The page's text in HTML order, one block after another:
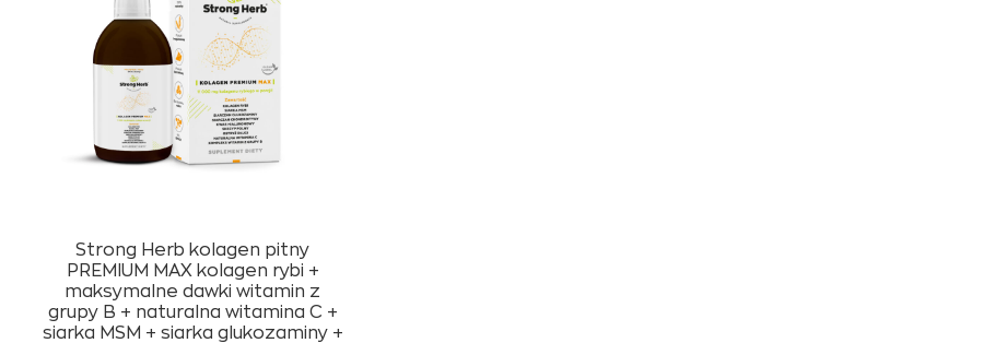
Strong Herb kolagen pitny
PREMIUM MAX kolagen rybi +
maksymalne dawki witamin z
grupy B + naturalna witamina C +
siarka MSM + siarka glukozaminy +